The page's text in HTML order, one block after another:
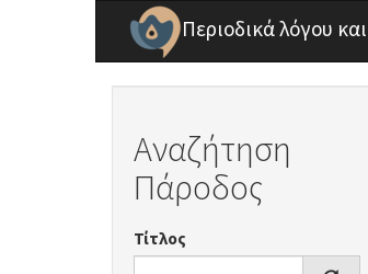
Παράκαμψη προς το κυρίως περιεχόμενο
Περιοδικά λόγου
Αναζήτηση
Πάροδος
Τίτλος